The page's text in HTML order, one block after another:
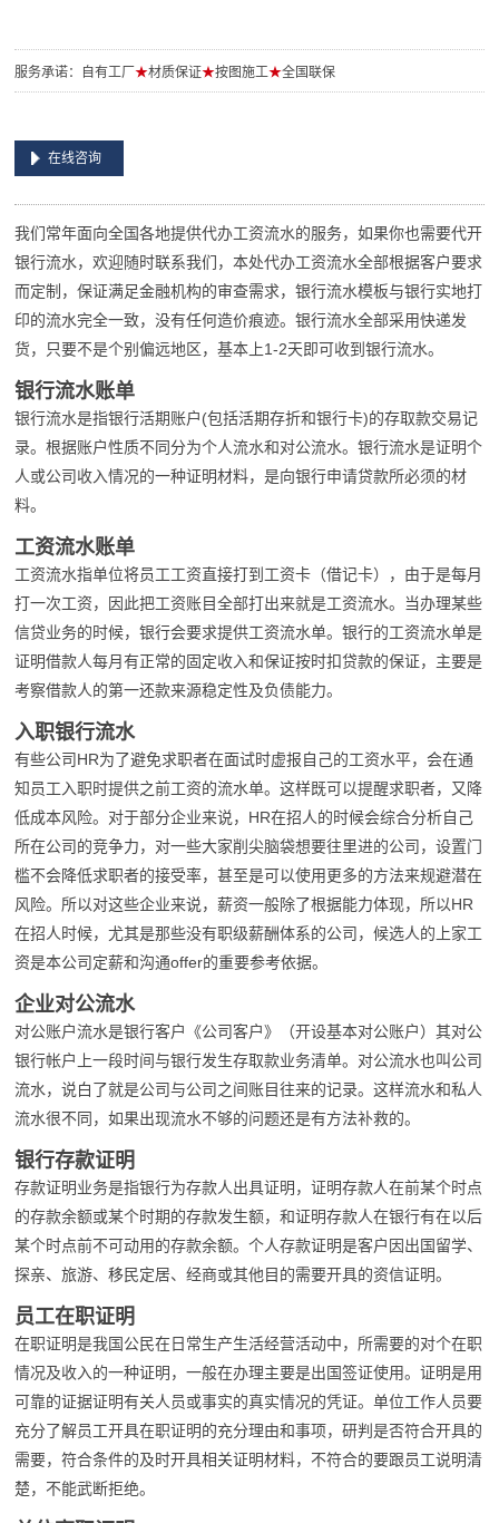
服务承诺：自有工厂★材质保证★按图施工★全国联保
在线咨询
我们常年面向全国各地提供代办工资流水的服务，如果你也需要代开
银行流水，欢迎随时联系我们，本处代办工资流水全部根据客户要求
而定制，保证满足金融机构的审查需求，银行流水模板与银行实地打
印的流水完全一致，没有任何造价痕迹。银行流水全部采用快递发
货，只要不是个别偏远地区，基本上1-2天即可收到银行流水。
银行流水账单
银行流水是指银行活期账户(包括活期存折和银行卡)的存取款交易记
录。根据账户性质不同分为个人流水和对公流水。银行流水是证明个
人或公司收入情况的一种证明材料，是向银行申请贷款所必须的材
料。
工资流水账单
工资流水指单位将员工工资直接打到工资卡（借记卡），由于是每月
打一次工资，因此把工资账目全部打出来就是工资流水。当办理某些
信贷业务的时候，银行会要求提供工资流水单。银行的工资流水单是
证明借款人每月有正常的固定收入和保证按时扣贷款的保证，主要是
考察借款人的第一还款来源稳定性及负债能力。
入职银行流水
有些公司HR为了避免求职者在面试时虚报自己的工资水平，会在通
知员工入职时提供之前工资的流水单。这样既可以提醒求职者，又降
低成本风险。对于部分企业来说，HR在招人的时候会综合分析自己
所在公司的竞争力，对一些大家削尖脑袋想要往里进的公司，设置门
槛不会降低求职者的接受率，甚至是可以使用更多的方法来规避潜在
风险。所以对这些企业来说，薪资一般除了根据能力体现，所以HR
在招人时候，尤其是那些没有职级薪酬体系的公司，候选人的上家工
资是本公司定薪和沟通offer的重要参考依据。
企业对公流水
对公账户流水是银行客户《公司客户》（开设基本对公账户）其对公
银行帐户上一段时间与银行发生存取款业务清单。对公流水也叫公司
流水，说白了就是公司与公司之间账目往来的记录。这样流水和私人
流水很不同，如果出现流水不够的问题还是有方法补救的。
银行存款证明
存款证明业务是指银行为存款人出具证明，证明存款人在前某个时点
的存款余额或某个时期的存款发生额，和证明存款人在银行有在以后
某个时点前不可动用的存款余额。个人存款证明是客户因出国留学、
探亲、旅游、移民定居、经商或其他目的需要开具的资信证明。
员工在职证明
在职证明是我国公民在日常生产生活经营活动中，所需要的对个在职
情况及收入的一种证明，一般在办理主要是出国签证使用。证明是用
可靠的证据证明有关人员或事实的真实情况的凭证。单位工作人员要
充分了解员工开具在职证明的充分理由和事项，研判是否符合开具的
需要，符合条件的及时开具相关证明材料，不符合的要跟员工说明清
楚，不能武断拒绝。